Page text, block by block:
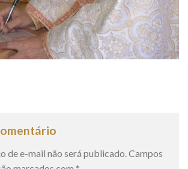
de e-mail não será publicado. Campos